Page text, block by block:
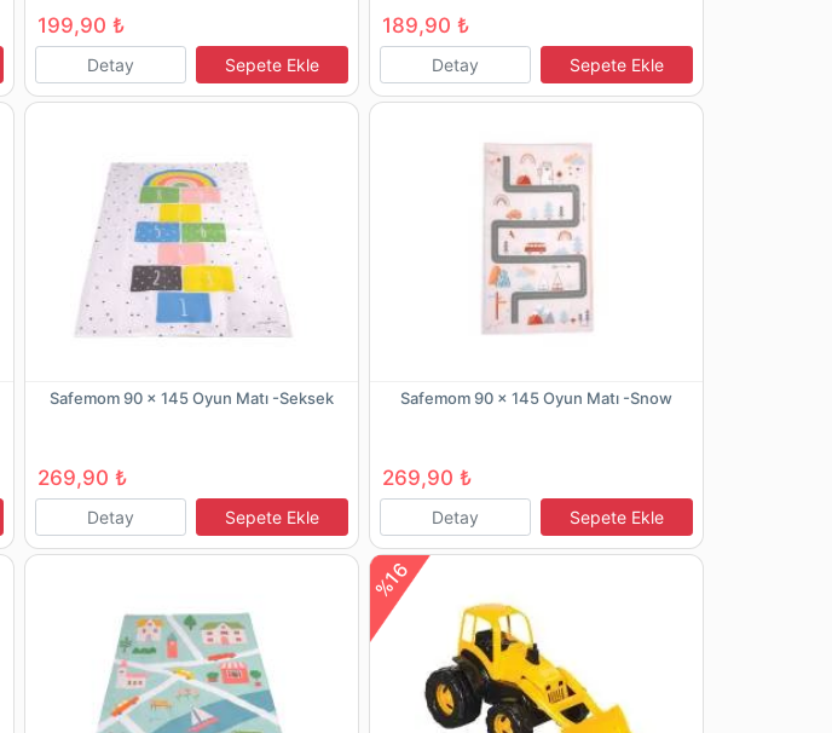
199,90 ₺
Detay Sepete Ekle
189,90 ₺
Detay Sepete Ekle
Safemom 90 x 145 Oyun Matı -Seksek
269,90 ₺
Detay Sepete Ekle
Safemom 90 x 145 Oyun Matı -Snow
269,90 ₺
Detay Sepete Ekle
%16